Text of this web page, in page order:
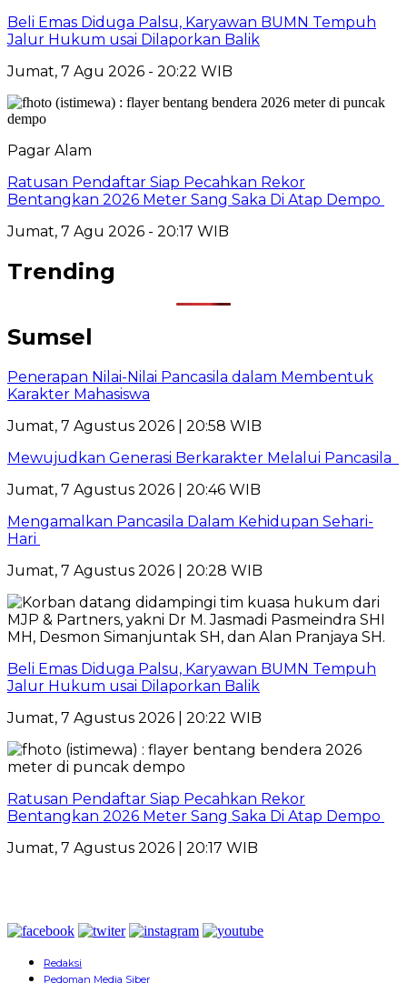
Beli Emas Diduga Palsu, Karyawan BUMN Tempuh
Jalur Hukum usai Dilaporkan Balik
Jumat, 7 Agu 2026 - 20:22 WIB
Pagar Alam
Ratusan Pendaftar Siap Pecahkan Rekor
Bentangkan 2026 Meter Sang Saka Di Atap Dempo
Jumat, 7 Agu 2026 - 20:17 WIB
Trending
Sumsel
Penerapan Nilai-Nilai Pancasila dalam Membentuk
Karakter Mahasiswa
Jumat, 7 Agustus 2026 | 20:58 WIB
Mewujudkan Generasi Berkarakter Melalui Pancasila
Jumat, 7 Agustus 2026 | 20:46 WIB
Mengamalkan Pancasila Dalam Kehidupan Sehari-
Hari
Jumat, 7 Agustus 2026 | 20:28 WIB
Beli Emas Diduga Palsu, Karyawan BUMN Tempuh
Jalur Hukum usai Dilaporkan Balik
Jumat, 7 Agustus 2026 | 20:22 WIB
Ratusan Pendaftar Siap Pecahkan Rekor
Bentangkan 2026 Meter Sang Saka Di Atap Dempo
Jumat, 7 Agustus 2026 | 20:17 WIB
Redaksi
Pedoman Media Siber